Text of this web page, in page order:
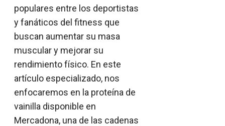
populares entre los deportistas
y fanáticos del fitness que
buscan aumentar su masa
muscular y mejorar su
rendimiento físico. En este
artículo especializado, nos
enfocaremos en la proteína de
vainilla disponible en
Mercadona, una de las cadenas